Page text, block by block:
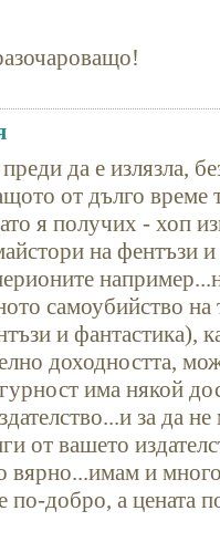
да е излязла,
от дълго
я получих - хоп
на фентъзи
самоубийство на
и фантастика),
доходността,
има някой
за да
от вашето
вярно...имам и
по-добро, а цената